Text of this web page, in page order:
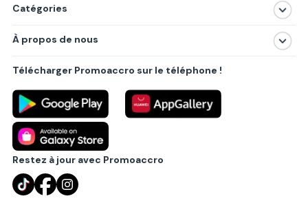
Catégories
Produits
Villes principales
À propos de nous
Politique de confidentialité
Règlements
Partenariat B2B
Blog
Contact
Télécharger Promoaccro sur le téléphone !
Restez à jour avec Promoaccro